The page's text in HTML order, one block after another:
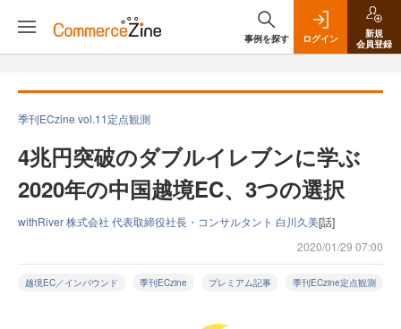
事例を探す ログイン
新規
会員登録
季刊ECzine vol.11定点観測
4兆円突破のダブルイレブンに学ぶ
2020年の中国越境EC、3つの選択
withRiver 株式会社 代表取締役社長・コンサルタント 白川久美[話]
2020/01/29 07:00
越境EC／インバウンド 季刊ECzine プレミアム記事 季刊ECzine定点観測